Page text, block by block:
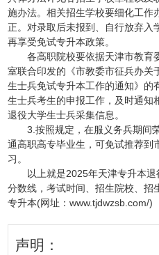
施办法。相关招生学校要细化工作
正。对录取后未报到、自行放弃入
再享受免试专升本政策。
各高职院校要依据天津市教育
室联合印发的《市教委市征兵办关
生士兵免试专升本工作的通知》的
生士兵考生的申报工作，及时通知
退役大学生士兵采集信息。
3.按照规定，在服义务兵期间
通高职高专毕业生，可免试推荐到
习。
以上就是2025年天津专升本退
分数线，考试时间、招生院校、招
专升本(网址：www.tjdwzsb.com/)
声明：